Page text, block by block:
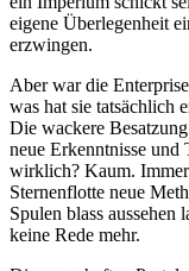
eigene Überlegenheit
erzwingen.
Aber war die
was hat sie tatsächlich
Die wackere
neue Erkenntnisse und
wirklich? Kaum.
Sternenflotte neue
Spulen blass aussehen
keine Rede mehr.